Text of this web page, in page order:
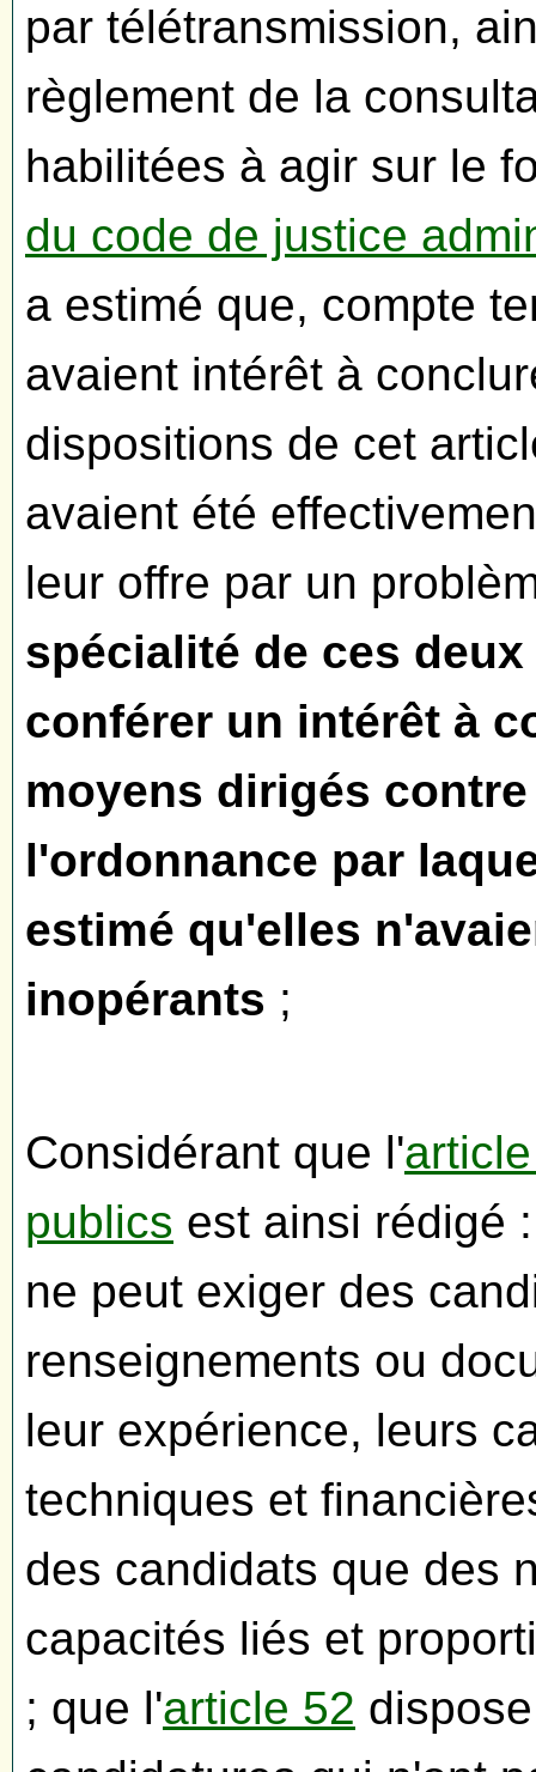
par télétransmission,
règlement de la
habilitées à agir sur le
du code de justice
a estimé que, compte
avaient intérêt à
dispositions de cet
avaient été
leur offre par un
spécialité de ces
conférer un intérêt à
moyens dirigés
l'ordonnance par
estimé qu'elles
inopérants ;
Considérant que l'
publics est ainsi rédigé
ne peut exiger des
renseignements ou
leur expérience, leurs
techniques et
des candidats que des
capacités liés et
; que l'article 52